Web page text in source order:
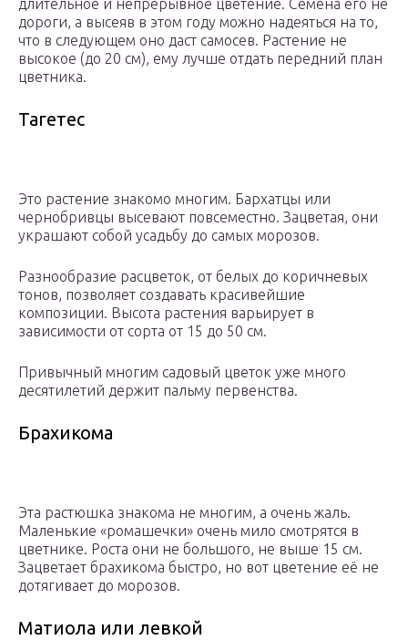
длительное и непрерывное цветение. Семена его не
дороги, а высеяв в этом году можно надеяться на то,
что в следующем оно даст самосев. Растение не
высокое (до 20 см), ему лучше отдать передний план
цветника.
Тагетес
Это растение знакомо многим. Бархатцы или
чернобривцы высевают повсеместно. Зацветая, они
украшают собой усадьбу до самых морозов.
Разнообразие расцветок, от белых до коричневых
тонов, позволяет создавать красивейшие
композиции. Высота растения варьирует в
зависимости от сорта от 15 до 50 см.
Привычный многим садовый цветок уже много
десятилетий держит пальму первенства.
Брахикома
Эта растюшка знакома не многим, а очень жаль.
Маленькие «ромашечки» очень мило смотрятся в
цветнике. Роста они не большого, не выше 15 см.
Зацветает брахикома быстро, но вот цветение её не
дотягивает до морозов.
Матиола или левкой